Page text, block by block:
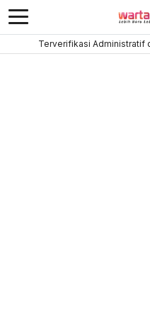
Terverifikasi Administratif